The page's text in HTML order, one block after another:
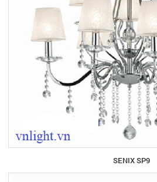
SENIX SP9